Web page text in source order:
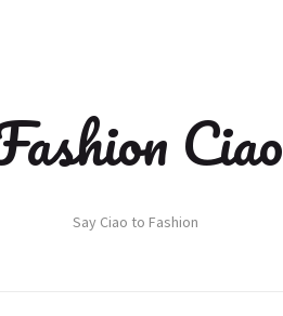
Ciao
Say Ciao to Fashion